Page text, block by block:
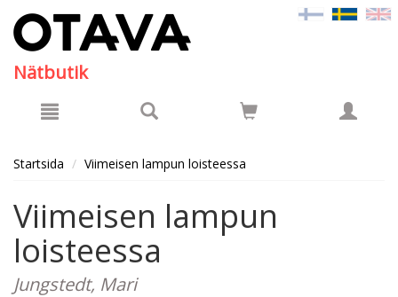
Nätbutik
Startsida Viimeisen lampun loisteessa
Viimeisen lampun
loisteessa
Jungstedt, Mari